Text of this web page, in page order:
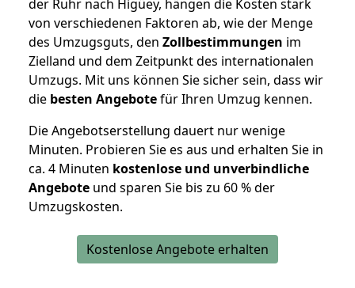
der Ruhr nach Higüey, hängen die Kosten stark
von verschiedenen Faktoren ab, wie der Menge
des Umzugsguts, den Zollbestimmungen im
Zielland und dem Zeitpunkt des internationalen
Umzugs. Mit uns können Sie sicher sein, dass wir
die besten Angebotefür Ihren Umzug kennen.
Die Angebotserstellung dauert nur wenige
Minuten. Probieren Sie es aus und erhalten Sie in
ca. 4 Minuten kostenlose und unverbindliche
Angebote und sparen Sie bis zu 60 % der
Umzugskosten.
Kostenlose Angebote erhalten